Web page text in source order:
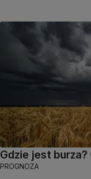
Gdzie jest burza?
PROGNOZA